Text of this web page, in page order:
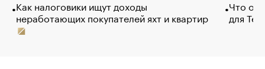
Как налоговики ищут доходы
неработающих покупателей яхт и квартир
Что
для